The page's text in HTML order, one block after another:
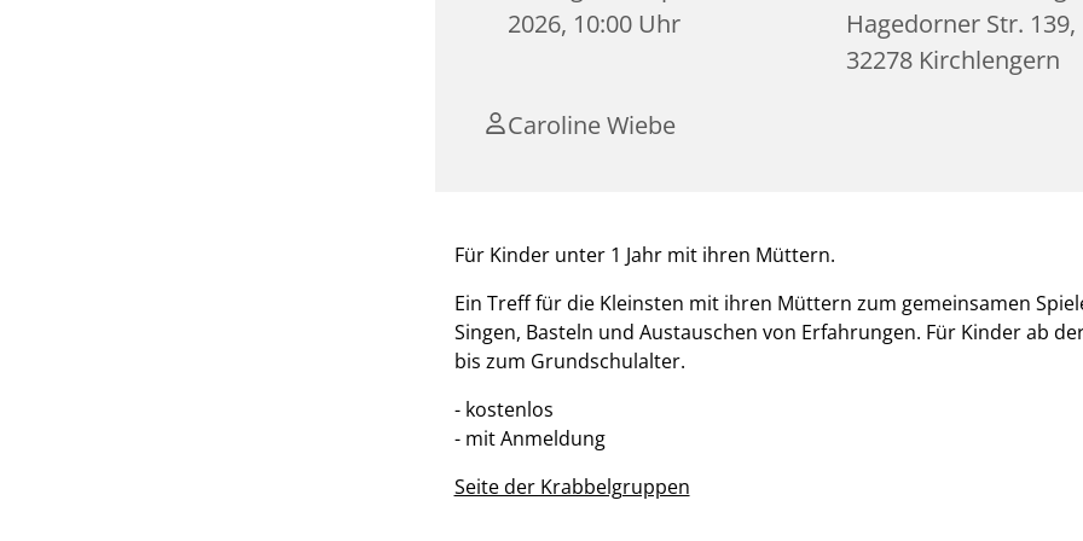
2026, 10:00 Uhr
Hagedorner Str. 139,
32278 Kirchlengern
Caroline Wiebe
Für Kinder unter 1 Jahr mit ihren Müttern.
Ein Treff für die Kleinsten mit ihren Müttern zum gemeinsamen
Singen, Basteln und Austauschen von Erfahrungen. Für Kinder ab
bis zum Grundschulalter.
- kostenlos
- mit Anmeldung
Seite der Krabbelgruppen